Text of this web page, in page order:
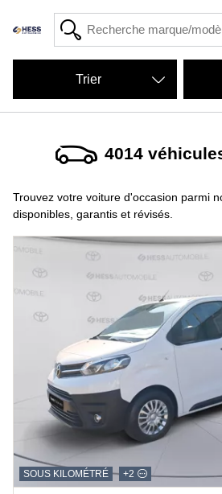
4014
Trouvez votre voiture d'occasion parmi
disponibles, garantis et révisés.
SOUS KILOMÉTRÉ +2